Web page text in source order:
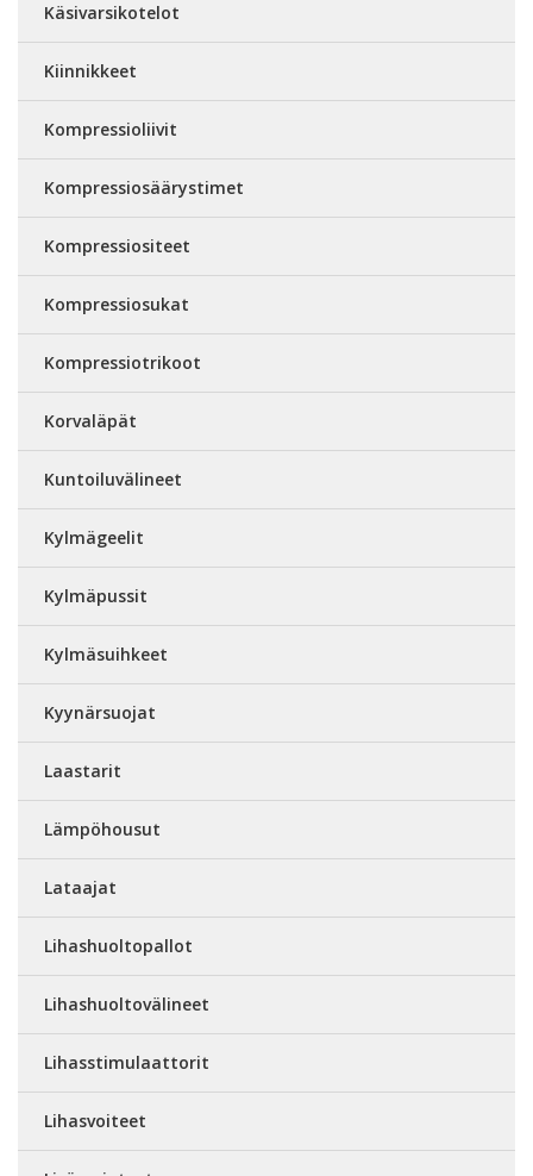
Käsivarsikotelot
Kiinnikkeet
Kompressioliivit
Kompressiosäärystimet
Kompressiositeet
Kompressiosukat
Kompressiotrikoot
Korvaläpät
Kuntoiluvälineet
Kylmägeelit
Kylmäpussit
Kylmäsuihkeet
Kyynärsuojat
Laastarit
Lämpöhousut
Lataajat
Lihashuoltopallot
Lihashuoltovälineet
Lihasstimulaattorit
Lihasvoiteet